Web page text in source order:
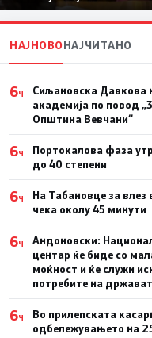
првачиња помалку
НАЈНОВОНАЈЧИТАНО
6Ч
Сиљановска Давкова
академија по повод
Општина Вевчани“
6Ч
Портокалова фаза
до 40 степени
6Ч
На Табановце за влез
чека околу 45 минути
6Ч
Андоновски:
центар ќе биде со
моќност и ќе служи
потребите на
6Ч
Во прилепската
одбележувањето на